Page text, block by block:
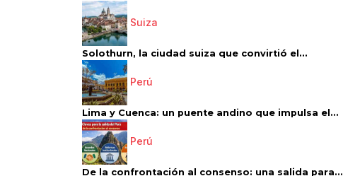
Suiza
Solothurn, la ciudad suiza que convirtió el...
Perú
Lima y Cuenca: un puente andino que impulsa el...
Perú
De la confrontación al consenso: una salida para...